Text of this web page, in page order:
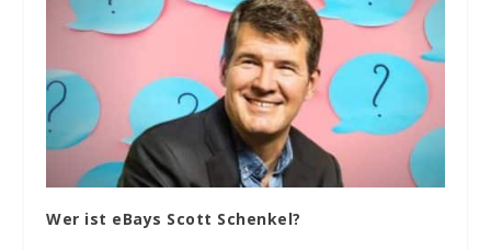
Wer ist eBays Scott Schenkel?